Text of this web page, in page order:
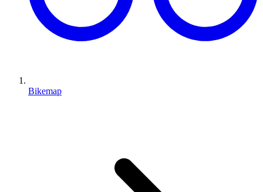
Bikemap